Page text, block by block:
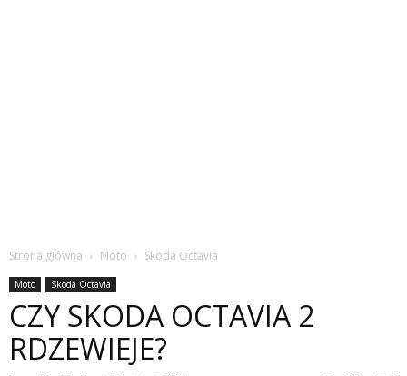
Strona główna Moto Skoda Octavia
Moto Skoda Octavia
CZY SKODA OCTAVIA 2
RDZEWIEJE?